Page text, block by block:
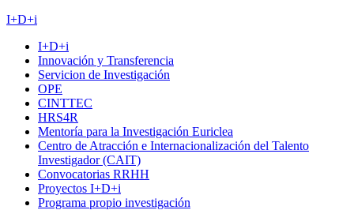
I+D+i
I+D+i
Innovación y Transferencia
Servicion de Investigación
OPE
CINTTEC
HRS4R
Mentoría para la Investigación Euriclea
Centro de Atracción e Internacionalización del Talento
Investigador (CAIT)
Convocatorias RRHH
Proyectos I+D+i
Programa propio investigación